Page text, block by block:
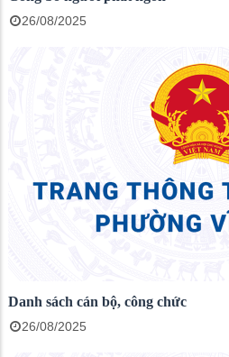
26/08/2025
Danh sách cán bộ, công chức
26/08/2025